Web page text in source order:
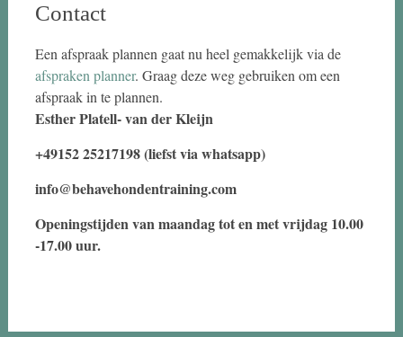
Contact
Een afspraak plannen gaat nu heel gemakkelijk via de
afspraken planner. Graag deze weg gebruiken om een
afspraak in te plannen.
Esther Platell- van der Kleijn
+49152 25217198 (liefst via whatsapp)
info@behavehondentraining.com
Openingstijden van maandag tot en met vrijdag 10.00
-17.00 uur.